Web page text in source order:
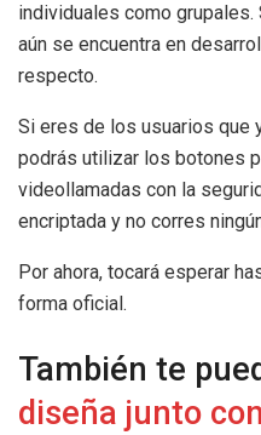
individuales como
aún se encuentra en
respecto.
Si eres de los usuarios que
podrás utilizar los botones
videollamadas con la
encriptada y no corres
Por ahora, tocará esperar
forma oficial.
También te
diseña junto